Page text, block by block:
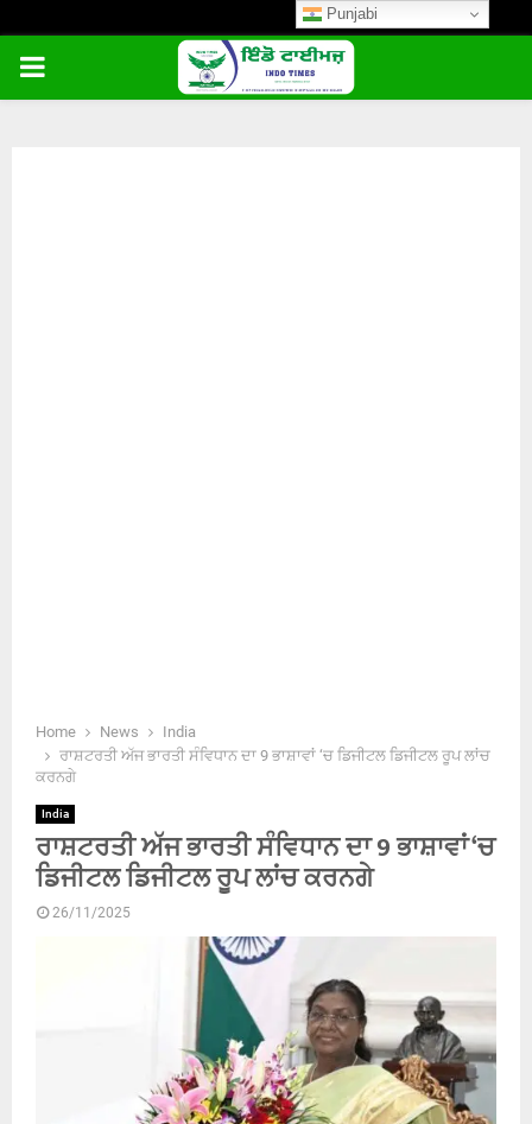
PRIMARY
Home News
India
ਰਾਸ਼ਟਰਤੀ ਅੱਜ ਭਾਰਤੀ ਸੰਵਿਧਾਨ ਦਾ 9 ਭਾਸ਼ਾਵਾਂ ‘ਚ ਡਿਜੀਟਲ ਡਿਜੀਟਲ ਰੂਪ ਲਾਂਚ
ਕਰਨਗੇ
India
ਰਾਸ਼ਟਰਤੀ ਅੱਜ ਭਾਰਤੀ ਸੰਵਿਧਾਨ ਦਾ 9 ਭਾਸ਼ਾਵਾਂ ‘ਚ
ਡਿਜੀਟਲ ਡਿਜੀਟਲ ਰੂਪ ਲਾਂਚ ਕਰਨਗੇ
26/11/2025
Punjabi